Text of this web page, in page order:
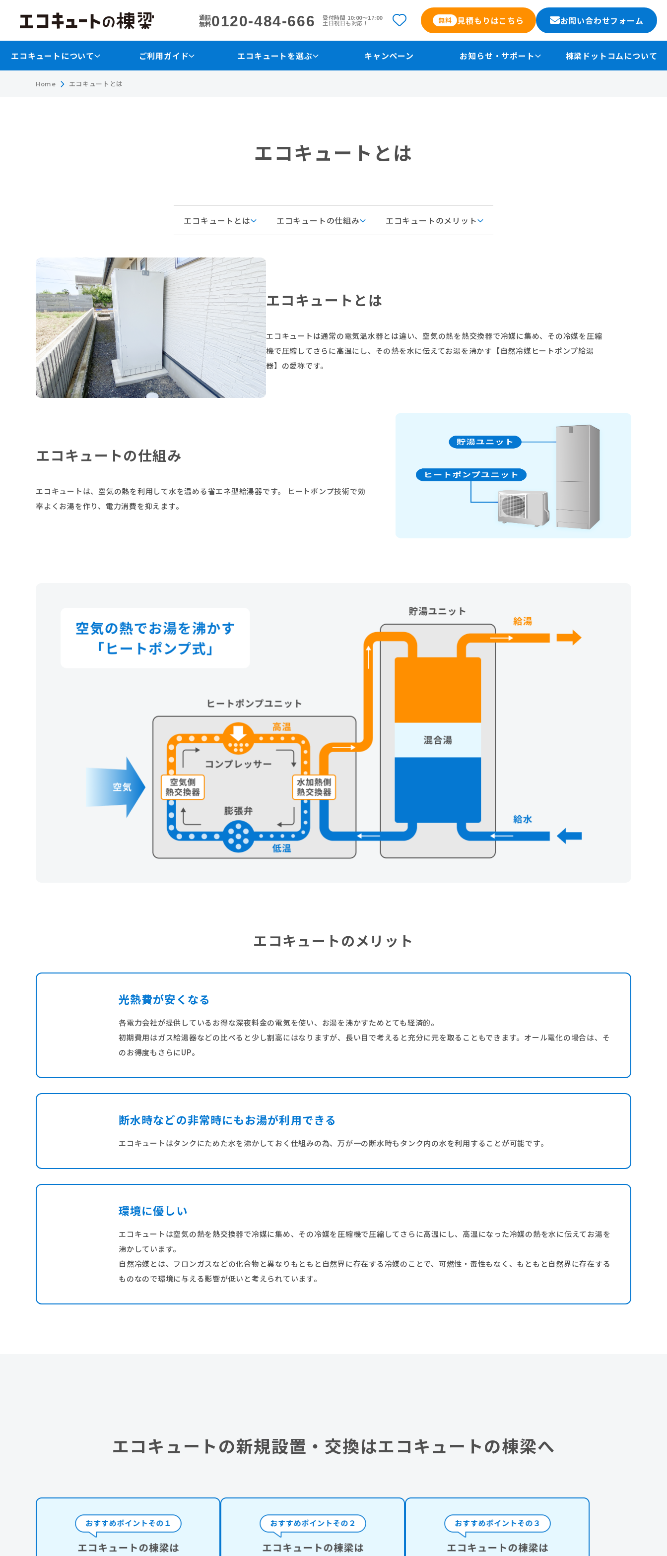
通話
無料0120-484-666 受付時間 10:00〜17:00
土日祝日も対応！ 無料 見積もりはこちら お問い合わせフォーム
エコキュートについて ご利用ガイド エコキュートを選ぶ キャンペーン お知らせ・サポート 棟梁ドットコムについて
Home エコキュートとは
エコキュートとは
エコキュートとは エコキュートの仕組み エコキュートのメリット
エコキュートとは
エコキュートは通常の電気温水器とは違い、空気の熱を熱交換器で冷媒に集め、その冷媒を圧縮
機で圧縮してさらに高温にし、その熱を水に伝えてお湯を沸かす【自然冷媒ヒートポンプ給湯
器】の愛称です。
エコキュートの仕組み
エコキュートは、空気の熱を利用して水を温める省エネ型給湯器です。 ヒートポンプ技術で効
率よくお湯を作り、電力消費を抑えます。
エコキュートのメリット
光熱費が安くなる
各電力会社が提供しているお得な深夜料金の電気を使い、お湯を沸かすためとても経済的。
初期費用はガス給湯器などの比べると少し割高にはなりますが、長い目で考えると充分に元を取ることもできます。オール電化の場合は、そ
のお得度もさらにUP。
断水時などの非常時にもお湯が利用できる
エコキュートはタンクにためた水を沸かしておく仕組みの為、万が一の断水時もタンク内の水を利用することが可能です。
環境に優しい
エコキュートは空気の熱を熱交換器で冷媒に集め、その冷媒を圧縮機で圧縮してさらに高温にし、高温になった冷媒の熱を水に伝えてお湯を
沸かしています。
自然冷媒とは、フロンガスなどの化合物と異なりもともと自然界に存在する冷媒のことで、可燃性・毒性もなく、もともと自然界に存在する
ものなので環境に与える影響が低いと考えられています。
エコキュートの新規設置・交換はエコキュートの棟梁へ